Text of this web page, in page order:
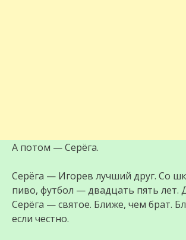
А потом — Серёга.
Серёга — Игорев лучший друг. Со
пиво, футбол — двадцать пять лет.
Серёга — святое. Ближе, чем брат.
если честно.